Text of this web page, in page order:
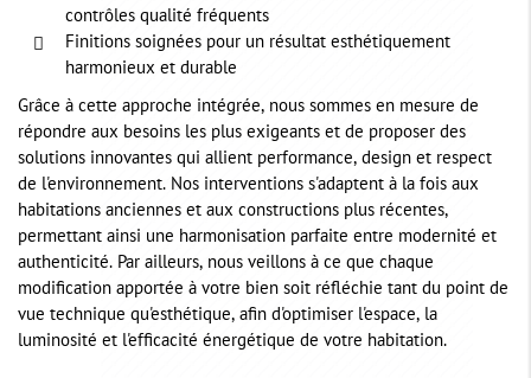
contrôles qualité fréquents
Finitions soignées pour un résultat esthétiquement
harmonieux et durable
Grâce à cette approche intégrée, nous sommes en mesure de
répondre aux besoins les plus exigeants et de proposer des
solutions innovantes qui allient performance, design et respect
de l'environnement. Nos interventions s'adaptent à la fois aux
habitations anciennes et aux constructions plus récentes,
permettant ainsi une harmonisation parfaite entre modernité et
authenticité. Par ailleurs, nous veillons à ce que chaque
modification apportée à votre bien soit réfléchie tant du point de
vue technique qu'esthétique, afin d'optimiser l'espace, la
luminosité et l'efficacité énergétique de votre habitation.